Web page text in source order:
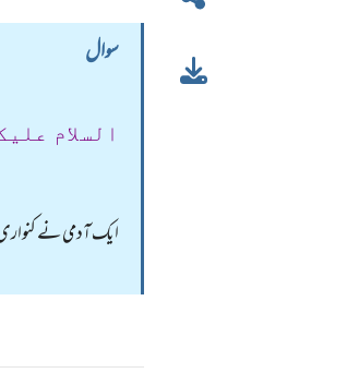
سوال
السلام
ایک آدمی نے